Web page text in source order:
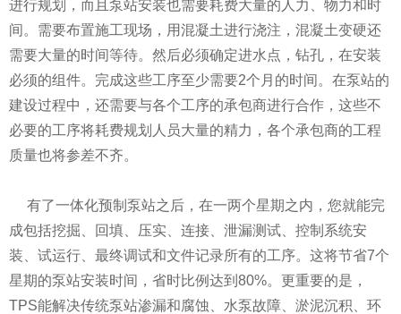
进行规划，而且泵站安装也需要耗费大量的人力、物力和时
间。需要布置施工现场，用混凝土进行浇注，混凝土变硬还
需要大量的时间等待。然后必须确定进水点，钻孔，在安装
必须的组件。完成这些工序至少需要2个月的时间。在泵站的
建设过程中，还需要与各个工序的承包商进行合作，这些不
必要的工序将耗费规划人员大量的精力，各个承包商的工程
质量也将参差不齐。
有了一体化预制泵站之后，在一两个星期之内，您就能完
成包括挖掘、回填、压实、连接、泄漏测试、控制系统安
装、试运行、最终调试和文件记录所有的工序。这将节省7个
星期的泵站安装时间，省时比例达到80%。更重要的是，
TPS能解决传统泵站渗漏和腐蚀、水泵故障、淤泥沉积、环